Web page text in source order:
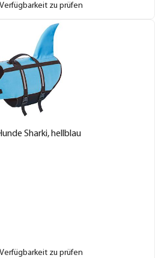
zu prüfen
Sharki, hellblau
zu prüfen